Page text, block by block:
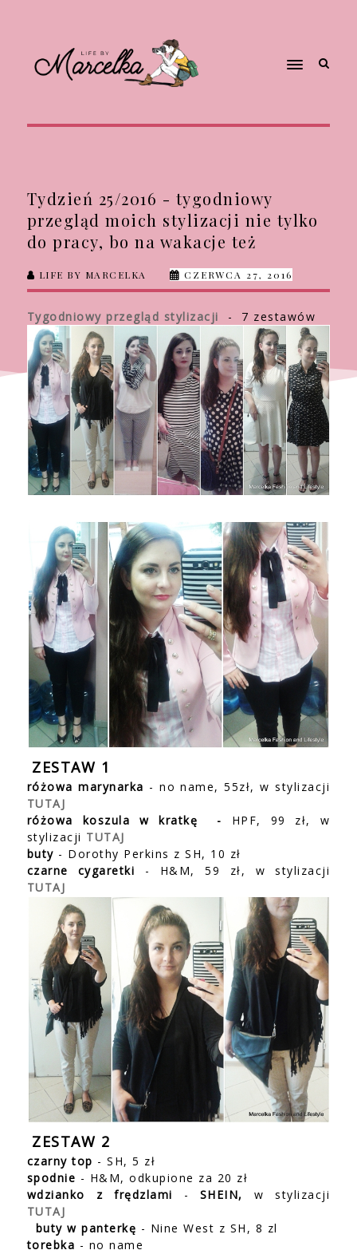
Tydzień 25/2016 - tygodniowy
przegląd moich stylizacji nie tylko
do pracy, bo na wakacje też
LIFE BY MARCELKA CZERWCA 27, 2016
Tygodniowy przegląd stylizacji - 7 zestawów
ZESTAW 1
różowa marynarka - no name, 55zł, w stylizacji
TUTAJ
różowa koszula w kratkę - HPF, 99 zł, w
stylizacji TUTAJ
buty - Dorothy Perkins z SH, 10 zł
czarne cygaretki - H&M, 59 zł, w stylizacji
TUTAJ
ZESTAW 2
czarny top - SH, 5 zł
spodnie - H&M, odkupione za 20 zł
wdzianko z frędzlami - SHEIN,
w stylizacji
TUTAJ
buty w panterkę - Nine West z SH, 8 zl
torebka - no name